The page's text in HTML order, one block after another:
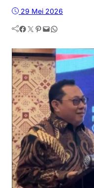
29 Mei 2026
Facebook Twitter Pinterest Mail WhatsApp